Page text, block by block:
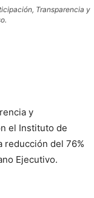
Transparencia y
y
el Instituto de
reducción del 76%
Ejecutivo.